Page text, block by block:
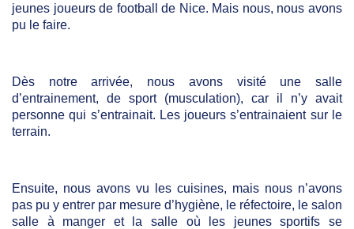
jeunes joueurs de football de Nice. Mais nous, nous avons
pu le faire.
Dès notre arrivée, nous avons visité une salle
d’entrainement, de sport (musculation), car il n’y avait
personne qui s’entrainait. Les joueurs s’entrainaient sur le
terrain.
Ensuite, nous avons vu les cuisines, mais nous n’avons
pas pu y entrer par mesure d’hygiène, le réfectoire, le salon
salle à manger et la salle où les jeunes sportifs se